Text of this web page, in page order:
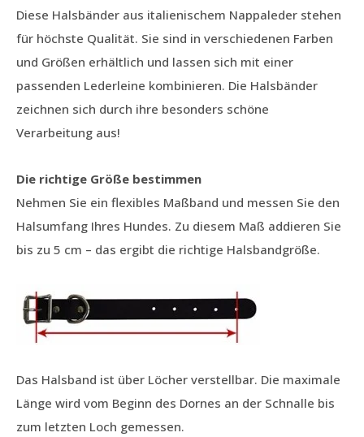
Diese Halsbänder aus italienischem Nappaleder stehen
für höchste Qualität. Sie sind in verschiedenen Farben
und Größen erhältlich und lassen sich mit einer
passenden Lederleine kombinieren. Die Halsbänder
zeichnen sich durch ihre besonders schöne
Verarbeitung aus!
Die richtige Größe bestimmen
Nehmen Sie ein flexibles Maßband und messen Sie den
Halsumfang Ihres Hundes. Zu diesem Maß addieren Sie
bis zu 5 cm – das ergibt die richtige Halsbandgröße.
Das Halsband ist über Löcher verstellbar. Die maximale
Länge wird vom Beginn des Dornes an der Schnalle bis
zum letzten Loch gemessen.